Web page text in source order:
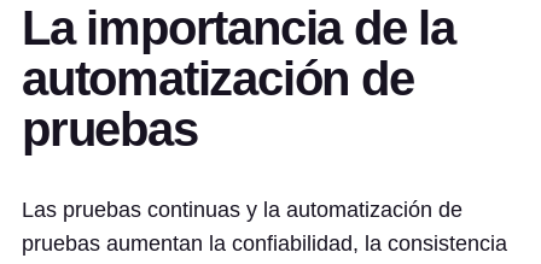
La importancia de la
automatización de
pruebas
Las pruebas continuas y la automatización de
pruebas aumentan la confiabilidad, la consistencia